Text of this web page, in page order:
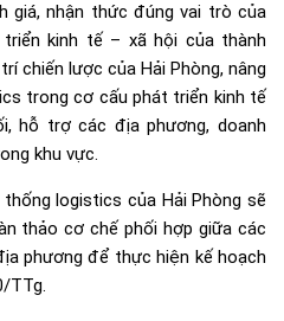
giá, nhận thức đúng vai trò của
kinh tế – xã hội của thành
chiến lược của Hải Phòng, nâng
trong cơ cấu phát triển kinh tế
hỗ trợ các địa phương, doanh
khu vực.
logistics của Hải Phòng sẽ
thảo cơ chế phối hợp giữa các
phương để thực hiện kế hoạch
TTg.